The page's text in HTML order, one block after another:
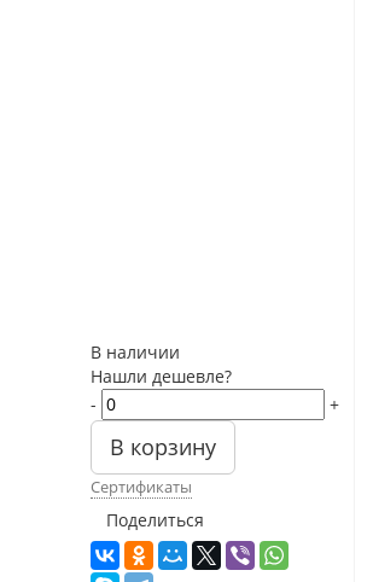
В наличии
Нашли дешевле?
-
+
В корзину
Сертификаты
Поделиться